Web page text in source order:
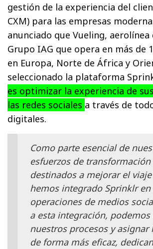
gestión de la experiencia del
CXM) para las empresas
anunciado que Vueling, aerolínea
Grupo IAG que opera en más de
en Europa, Norte de África y
seleccionado la plataforma
es optimizar la experiencia de
las redes sociales a través de
digitales.
Como parte esencial de
esfuerzos de
destinados a mejorar el
hemos integrado Sprinklr en
operaciones de medios
a esta integración,
nuestros procesos y asignar
de forma más eficaz,